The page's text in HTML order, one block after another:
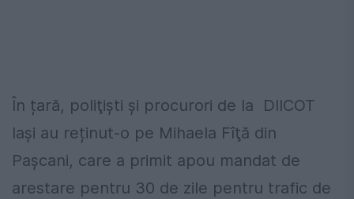
În țară, poliţişti şi procurori de la DIICOT
Iași au reținut-o pe Mihaela Fîţă din
Pașcani, care a primit apou mandat de
arestare pentru 30 de zile pentru trafic de